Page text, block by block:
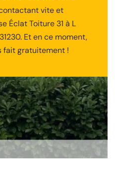
vite et
Éclat Toiture 31 à L
Et en ce moment,
fait gratuitement !